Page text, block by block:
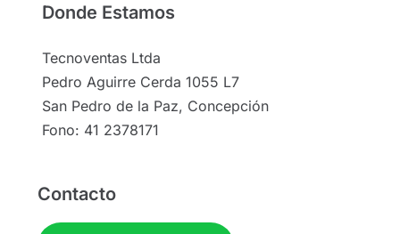
Donde Estamos
Tecnoventas Ltda
Pedro Aguirre Cerda 1055 L7
San Pedro de la Paz, Concepción
Fono: 41 2378171
Contacto